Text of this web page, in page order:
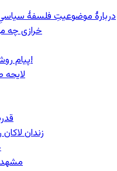
دربارهٔ موضوعیتِ فلسفهٔ سیاسیِ
خرازی چه
پیام روشن پزشکیان در گفت‌و‌گوی تصویری با مرد نامرئی: من هستم!
زندان
مشهد؛ ۲۰ برابر شدن پلمب واحدهای صنفی